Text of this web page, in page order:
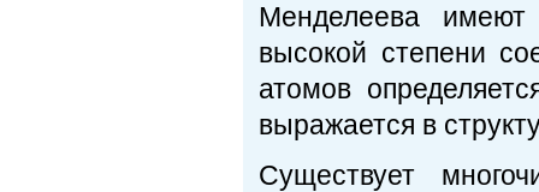
Менделеева имеют
высокой степени
атомов
выражается в
Существует